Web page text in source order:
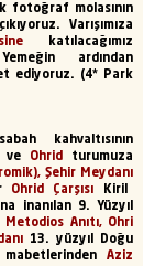
fotoğraf molasının
Varışımıza
katılacağımız
ardından
ediyoruz.
(4* Park
kahvaltısının
ve Ohrid turumuza
Şehir Meydanı
Ohrid Çarşısı
Kiril
inanılan 9. Yüzyıl
Anıtı, Ohri
13. yüzyıl Doğu
mabetlerinden Aziz